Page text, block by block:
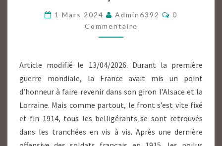
TIMBRE
FRANÇAIS
1918/1920
1 Mars 2024 Admin6392
0
Commentaire
Article modifié le 13/04/2026. Durant la première
guerre mondiale, la France avait mis un point
d’honneur à faire revenir dans son giron l’Alsace et la
Lorraine. Mais comme partout, le front s’est vite fixé
et fin 1914, tous les belligérants se sont retrouvés
dans les tranchées en vis à vis. Après une dernière